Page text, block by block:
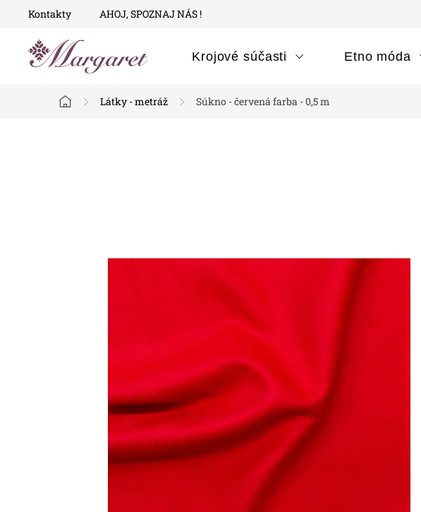
PrejsťKontakty AHOJ, SPOZNAJ NÁS !
Krojové súčasti Etno móda
Domov
Látky - metráž Súkno - červená farba - 0,5 m